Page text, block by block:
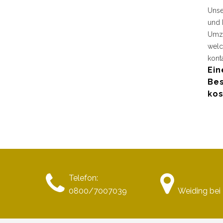
und
Telefon:
0800/7007039
Weiding